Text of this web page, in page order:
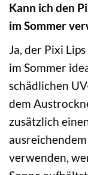
Kann ich den
im Sommer
Ja, der Pixi
im Sommer
schädlichen
dem
zusätzlich
verwenden,